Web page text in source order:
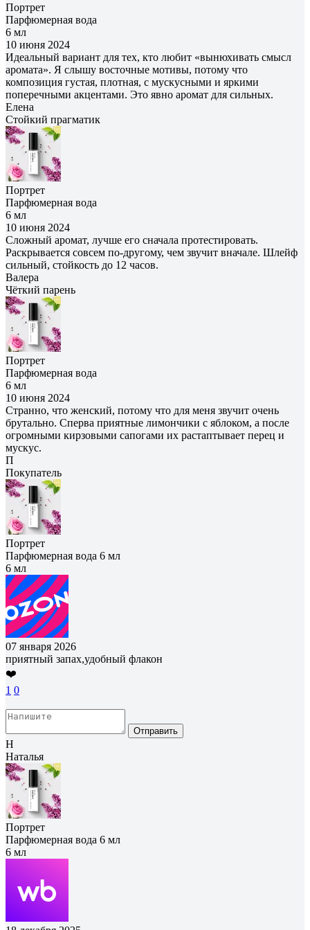
Портрет
Парфюмерная вода
6 мл
10 июня 2024
Идеальный вариант для тех, кто любит «вынюхивать смысл
аромата». Я слышу восточные мотивы, потому что
композиция густая, плотная, с мускусными и яркими
поперечными акцентами. Это явно аромат для сильных.
Елена
Cтойкий прагматик
Портрет
Парфюмерная вода
6 мл
10 июня 2024
Сложный аромат, лучше его сначала протестировать.
Раскрывается совсем по-другому, чем звучит вначале. Шлейф
сильный, стойкость до 12 часов.
Валера
Чёткий парень
Портрет
Парфюмерная вода
6 мл
10 июня 2024
Странно, что женский, потому что для меня звучит очень
брутально. Сперва приятные лимончики с яблоком, а после
огромными кирзовыми сапогами их растаптывает перец и
мускус.
П
Покупатель
Портрет
Парфюмерная вода 6 мл
6 мл
07 января 2026
приятный запах,удобный флакон
❤️
1 0
Отправить
Н
Наталья
Портрет
Парфюмерная вода 6 мл
6 мл